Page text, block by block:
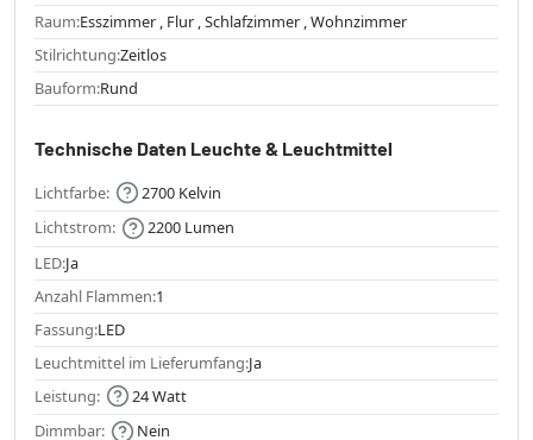
Raum:Esszimmer , Flur , Schlafzimmer , Wohnzimmer
Stilrichtung:Zeitlos
Bauform:Rund
Technische Daten Leuchte & Leuchtmittel
Lichtfarbe:
2700 Kelvin
Lichtstrom:
2200 Lumen
LED:Ja
Anzahl Flammen:1
Fassung:LED
Leuchtmittel im Lieferumfang:Ja
Leistung:
24 Watt
Dimmbar:
Nein